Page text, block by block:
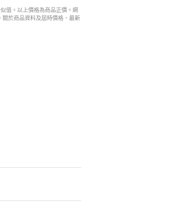
值。以上價格為商品正價。網
關於商品資料及屆時價格、最新